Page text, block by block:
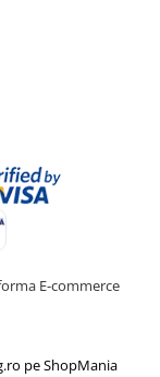
E-commerce